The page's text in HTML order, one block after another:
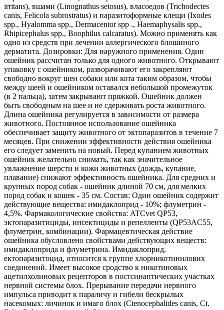
irritans), вшами (Linognathus setosus), власоедов (Trichodectes
canis, Felicola subrostratus) и паразитоформные клещи (Ixodes
spp., Hyalomma spp., Dermacentor spp ., Haemaphysalis spp.,
Rhipicephalus spp., Boophilus calcaratus). Можно применять как
одно из средств при лечении аллергического блошиного
дерматита. Дозировки: Для наружного применения. Один
ошейник рассчитан только для одного животного. Открывают
упаковку с ошейником, разворачивают его закрепляют
свободно вокруг шеи собаки или кота таким образом, чтобы
между шеей и ошейником оставался небольшой промежуток
(в 2 пальца), затем закрывают пряжкой. Ошейник должен
быть свободным на шее и не сдерживать роста животного.
Длина ошейника регулируется в зависимости от размера
животного. Постоянное использование ошейника
обеспечивает защиту животного от эктопаразитов в течение 7
месяцев. При снижении эффективности действия ошейника
его следует заменить на новый. Перед купанием животных
ошейник желательно снимать, так как значительное
увлажнение шерсти и кожи животных (дождь, купание,
плавание) снижают эффективность ошейника. Для средних и
крупных пород собак - ошейник длиной 70 см, для мелких
пород собак и кошек - 35 см. Состав: Один ошейник содержит
действующие вещества: имидаклоприд - 10%; флуметрин -
4,5%. Фармакологические свойства: ATCvet QP53,
эктопаразитициды, инсектициды и репелленты (QP53AC55,
флуметрин, комбинации). Фармацевтическая действие
ошейника обусловлено свойствами действующих веществ:
имидаклоприда и флуметрина. Имидаклоприд,
ектопаразитоцид, относится к группе хлорникотинилових
соединений. Имеет высокое сродство к никотиновых
ацетилхолиновых рецепторов в постсинаптических участках
нервной системы блох. Прерывание передачи нервного
импульса приводит к параличу и гибели бескрылых
насекомых: личинок и имаго блох (Ctenocephalides canis, Ct.